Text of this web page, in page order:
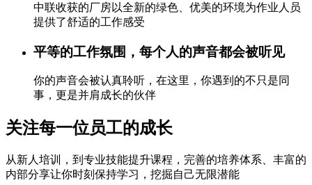
中联收获的厂房以全新的绿色、优美的环境为作业人员
提供了舒适的工作感受
平等的工作氛围，每个人的声音都会被听见
你的声音会被认真聆听，在这里，你遇到的不只是同
事，更是并肩成长的伙伴
关注每一位员工的成长
从新人培训，到专业技能提升课程，完善的培养体系、丰富的
内部分享让你时刻保持学习，挖掘自己无限潜能